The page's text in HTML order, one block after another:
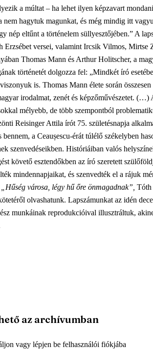
a múltat – ha lehet ilyen képzavart
nem hagytuk magunkat, és még mindig itt
nép eltűnt a történelem süllyesztőjében.” A
versei, valamint Ircsik Vilmos, Mirtse
Thomas Mann és Arthur Holitscher, a
történetét dolgozza fel: „Mindkét író
is. Thomas Mann élete során
irodalmat, zenét és képzőművészetet.
mélyebb, de több szempontból
Reisinger Attila írót 75. születésnapja
a Ceaușescu-érát túlélő székelyben
szenvedéseikben. Históriáiban valós
követő esztendőkben az író szeretett
mindennapjaikat, és szenvedték el a rájuk
„Hűség városa, légy hű őre önmagadnak”, Tóth
olvashatunk. Lapszámunkat az idén
munkáinak reprodukcióival illusztráltuk,
az archívumban
vagy lépjen be felhasználói fiókjába